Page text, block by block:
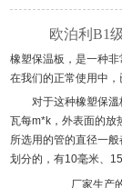
欧泊利B1
橡塑保温板，是一种
在我们的正常使用中
对于这种橡塑保溫
瓦每m*k ，外表面的放
所选用的管的直径一
划分的，有10毫米、 15
厂家生产的